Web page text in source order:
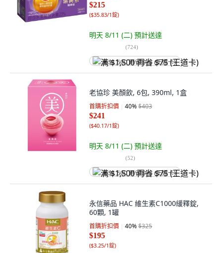
$215
($35.83/1錠)
明天 8/11 (二) 預計送達
(724)
满 $1,500 再省 $75 (王道卡)
老協珍 美顏飲, 6包, 390ml, 1盒
首購折扣價 40%$403
$241
($40.17/1錠)
明天 8/11 (二) 預計送達
(52)
满 $1,500 再省 $75 (王道卡)
永信藥品 HAC 維生素C1000緩釋錠,
60顆, 1罐
首購折扣價 40%$325
$195
($3.25/1錠)